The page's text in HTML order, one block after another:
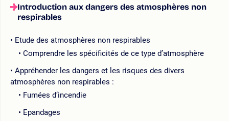
Introduction aux dangers des atmosphères non
respirables
Etude des atmosphères non respirables
Comprendre les spécificités de ce type d’atmosphère
Appréhender les dangers et les risques des divers
atmosphères non respirables :
Fumées d’incendie
Epandages